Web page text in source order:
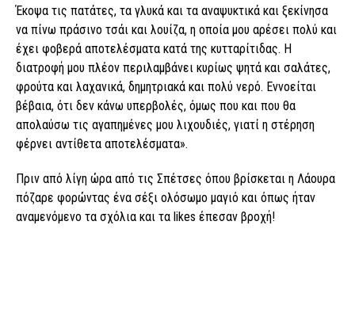
Έκοψα τις πατάτες, τα γλυκά και τα αναψυκτικά και ξεκίνησα
να πίνω πράσινο τσάι και λουίζα, η οποία μου αρέσει πολύ και
έχει φοβερά αποτελέσματα κατά της κυτταρίτιδας. Η
διατροφή μου πλέον περιλαμβάνει κυρίως ψητά και σαλάτες,
φρούτα και λαχανικά, δημητριακά και πολύ νερό. Εννοείται
βέβαια, ότι δεν κάνω υπερβολές, όμως που και που θα
απολαύσω τις αγαπημένες μου λιχουδιές, γιατί η στέρηση
φέρνει αντίθετα αποτελέσματα».
Πριν από λίγη ώρα από τις Σπέτσες όπου βρίσκεται η Λάουρα
πόζαρε φορώντας ένα σέξι ολόσωμο μαγιό και όπως ήταν
αναμενόμενο τα σχόλια και τα likes έπεσαν βροχή!